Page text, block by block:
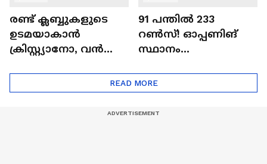
രണ്ട്‌ ക്ലബ്ബുകളുടെ
ഉടമയാകാന്‍
ക്രിസ്റ്റ്യാനോ, വന്‍
പദ്ധതികള്‍ | Cristiano
Ronaldo
91 പന്തില്‍ 233
റണ്‍സ്! ഓപ്പണിങ്
സ്ഥാനം
അഭിഷേക് ശർമ? |
Abhishek Sharma
READ MORE